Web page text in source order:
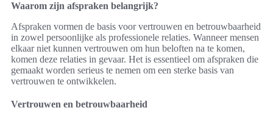
Waarom zijn afspraken belangrijk?
Afspraken vormen de basis voor vertrouwen en betrouwbaarheid
in zowel persoonlijke als professionele relaties. Wanneer mensen
elkaar niet kunnen vertrouwen om hun beloften na te komen,
komen deze relaties in gevaar. Het is essentieel om afspraken die
gemaakt worden serieus te nemen om een sterke basis van
vertrouwen te ontwikkelen.
Vertrouwen en betrouwbaarheid